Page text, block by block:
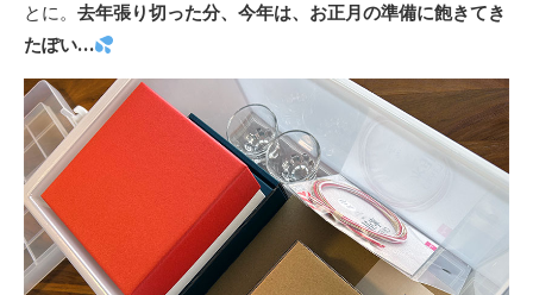
とに。 去年張り切った分、今年は、お正月の準備に飽きてき
たぽい…